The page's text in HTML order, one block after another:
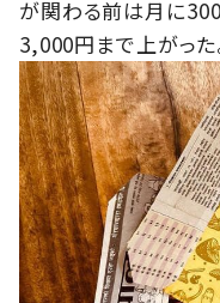
が関わる前は月に
3,000円まで上がった